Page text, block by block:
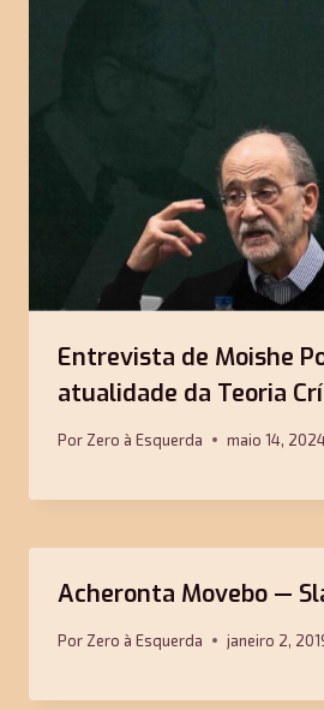
Entrevista de Moishe
atualidade da Teoria
Por Zero à Esquerda maio 14, 2024
Acheronta Movebo —
Por Zero à Esquerda janeiro 2,